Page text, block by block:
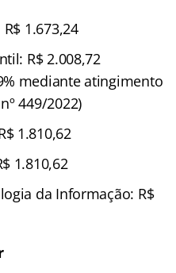
1.673,24
R$ 2.008,72
mediante atingimento
449/2022)
1.810,62
1.810,62
da Informação: R$